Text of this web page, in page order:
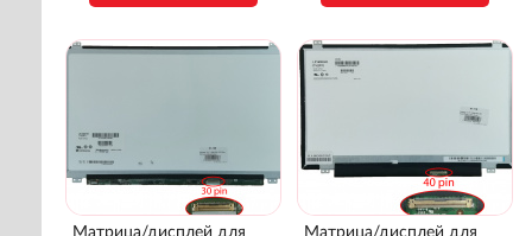
Матрица/дисплей для
Матрица/дисплей для